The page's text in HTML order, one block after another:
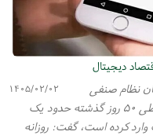
دیجیتال
۱۴۰۵/۰۲/۰۲
نظام صنفی
رایانه‌ای کشور با اعلام اینکه قطعی اینترنت طی ۵۰ روز گذشته حدود یک
وارد کرده است، گفت: روزانه